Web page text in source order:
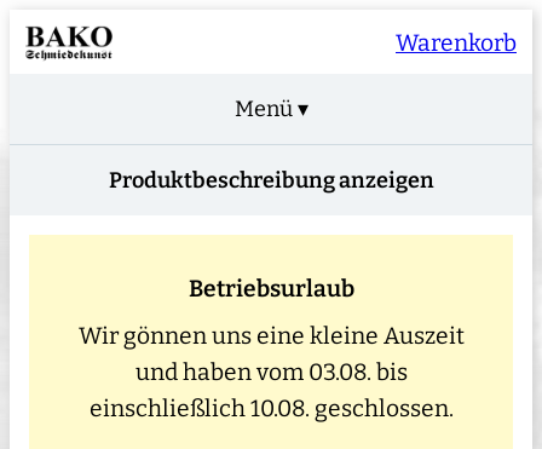
Warenkorb
Menü ▾
Produktbeschreibung anzeigen
Betriebsurlaub
Wir gönnen uns eine kleine Auszeit
und haben vom 03.08. bis
einschließlich 10.08. geschlossen.